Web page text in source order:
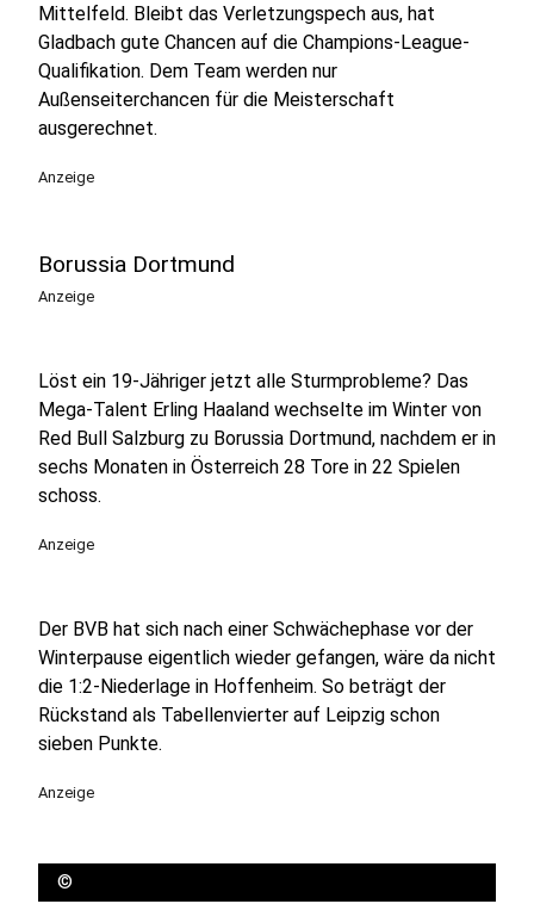
Mittelfeld. Bleibt das Verletzungspech aus, hat
Gladbach gute Chancen auf die Champions-League-
Qualifikation. Dem Team werden nur
Außenseiterchancen für die Meisterschaft
ausgerechnet.
Anzeige
Borussia Dortmund
Anzeige
Löst ein 19-Jähriger jetzt alle Sturmprobleme? Das
Mega-Talent Erling Haaland wechselte im Winter von
Red Bull Salzburg zu Borussia Dortmund, nachdem er in
sechs Monaten in Österreich 28 Tore in 22 Spielen
schoss.
Anzeige
Der BVB hat sich nach einer Schwächephase vor der
Winterpause eigentlich wieder gefangen, wäre da nicht
die 1:2-Niederlage in Hoffenheim. So beträgt der
Rückstand als Tabellenvierter auf Leipzig schon
sieben Punkte.
Anzeige
©